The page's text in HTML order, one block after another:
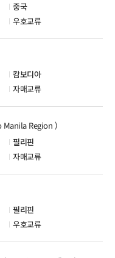
중국
우호교류
캄보디아
자매교류
필리핀
Manila Region )
자매교류
필리핀
우호교류